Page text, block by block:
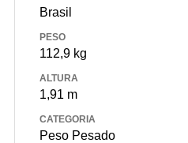
Brasil
PESO
112,9 kg
ALTURA
1,91 m
CATEGORIA
Peso Pesado